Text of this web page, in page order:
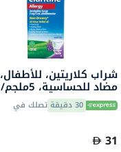
شراب كلاريتين، للأطفال،
120مل. 30 دقيقة تصلك في
31